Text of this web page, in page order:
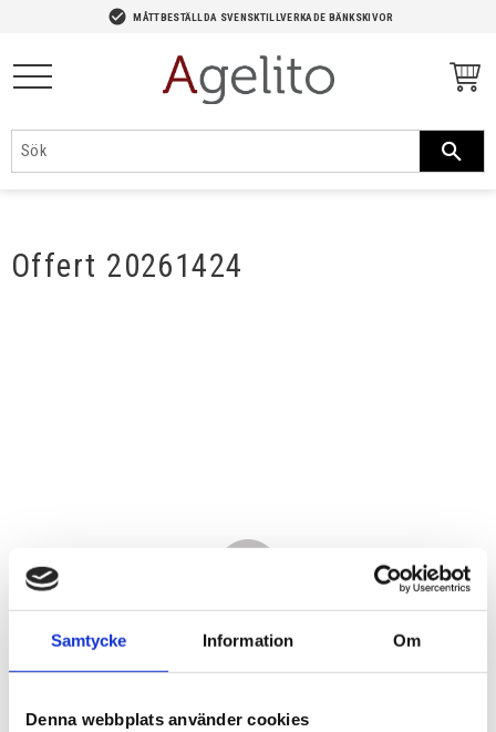
Samtycke Information Om
Denna webbplats använder cookies
check_circle MÅTTBESTÄLLDA SVENSKTILLVERKADE BÄNKSKIVOR
Offert 20261424